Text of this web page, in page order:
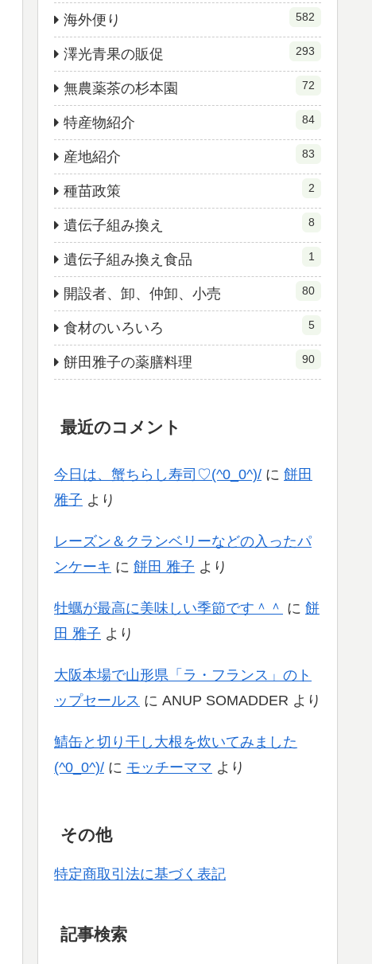
海外便り 582
澤光青果の販促 293
無農薬茶の杉本園 72
特産物紹介 84
産地紹介 83
種苗政策 2
遺伝子組み換え 8
遺伝子組み換え食品 1
開設者、卸、仲卸、小売 80
食材のいろいろ 5
餅田雅子の薬膳料理 90
最近のコメント
今日は、蟹ちらし寿司♡(^0_0^)/ に 餅田
雅子 より
レーズン＆クランベリーなどの入ったパ
ンケーキ に 餅田 雅子 より
牡蠣が最高に美味しい季節です＾＾ に 餅
田 雅子 より
大阪本場で山形県「ラ・フランス」のト
ップセールス に ANUP SOMADDER より
鯖缶と切り干し大根を炊いてみました
(^0_0^)/ に モッチーママ より
その他
特定商取引法に基づく表記
記事検索